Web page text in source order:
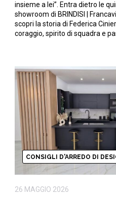
insieme a lei”. Entra dietro le
showroom di BRINDISI |
scopri la storia di Federica
coraggio, spirito di squadra e
CONSIGLI D'ARREDO DI
26 MAGGIO 2026